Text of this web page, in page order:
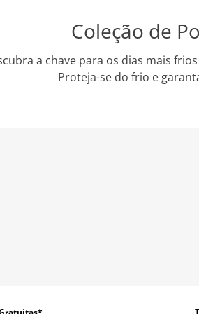
Coleção de
a chave para os dias mais
Proteja-se do frio e